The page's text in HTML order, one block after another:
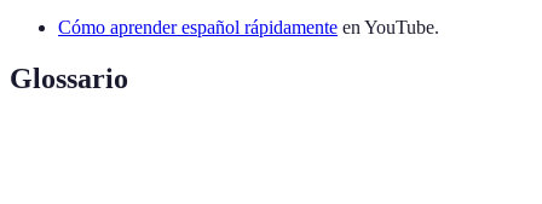
Cómo aprender español rápidamente en YouTube.
Glossario